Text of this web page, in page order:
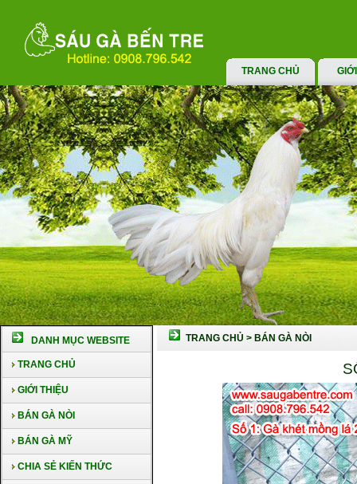
TRANG CHỦ
DANH MỤC WEBSITE
TRANG CHỦ
GIỚI THIỆU
BÁN GÀ NÒI
BÁN GÀ MỸ
CHIA SẺ KIẾN THỨC
TRANG CHỦ > BÁN GÀ NÒI